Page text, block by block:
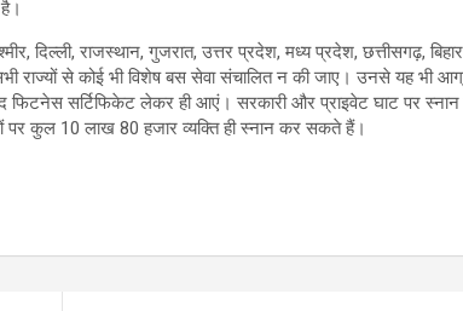
दिल्ली, राजस्थान, गुजरात, उत्तर प्रदेश, मध्य प्रदेश, छत्तीसगढ़,
से कोई भी विशेष बस सेवा संचालित न की जाए। उनसे यह भी
फिटनेस सर्टिफिकेट लेकर ही आएं। सरकारी और प्राइवेट घाट पर
पर कुल 10 लाख 80 हजार व्यक्ति ही स्नान कर सकते हैं।